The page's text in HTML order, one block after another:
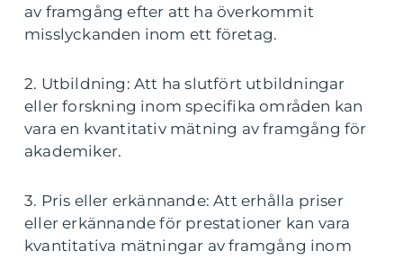
av framgång efter att ha överkommit
misslyckanden inom ett företag.
2. Utbildning: Att ha slutfört utbildningar
eller forskning inom specifika områden kan
vara en kvantitativ mätning av framgång för
akademiker.
3. Pris eller erkännande: Att erhålla priser
eller erkännande för prestationer kan vara
kvantitativa mätningar av framgång inom